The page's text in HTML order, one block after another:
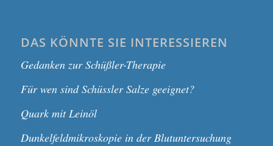
DAS KÖNNTE SIE INTERESSIEREN
Gedanken zur Schüßler-Therapie
Für wen sind Schüssler Salze geeignet?
Quark mit Leinöl
Dunkelfeldmikroskopie in der Blutuntersuchung